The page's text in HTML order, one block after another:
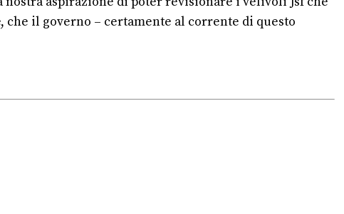
il governo – certamente al corrente di questo